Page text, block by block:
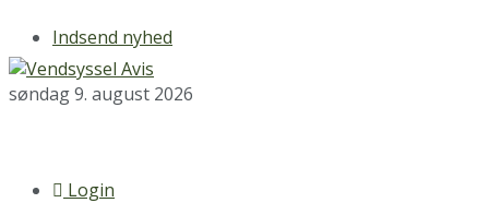
Indsend nyhed
søndag 9. august 2026
Login